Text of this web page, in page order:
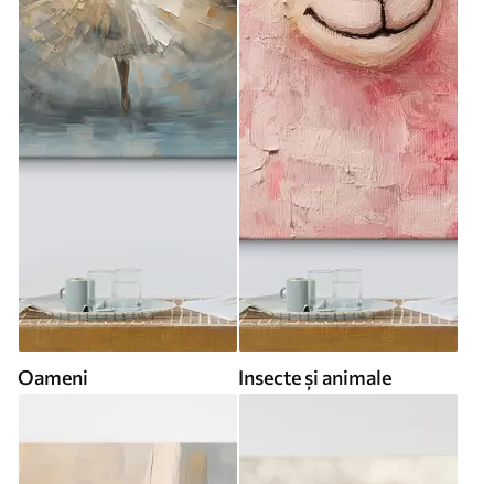
Oameni Insecte și animale